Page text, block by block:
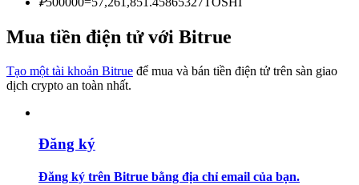
Hướng dẫn
Mua tiền điện tử với Bitrue
Tạo một tài khoản Bitrue để mua và bán tiền điện tử trên sàn giao
dịch crypto an toàn nhất.
Đăng ký
Đăng ký trên Bitrue bằng địa chỉ email của bạn.